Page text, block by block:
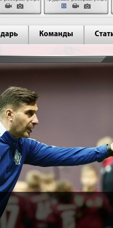
Команды